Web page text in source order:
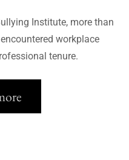
Institute, more than
workplace
tenure.